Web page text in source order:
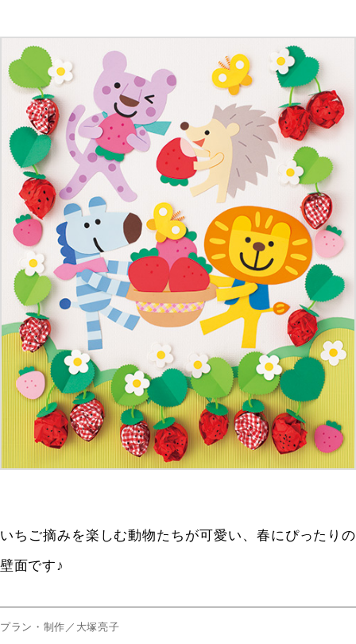
いちご摘みを楽しむ動物たちが可愛い、春にぴったりの
壁面です♪
プラン・制作／大塚亮子